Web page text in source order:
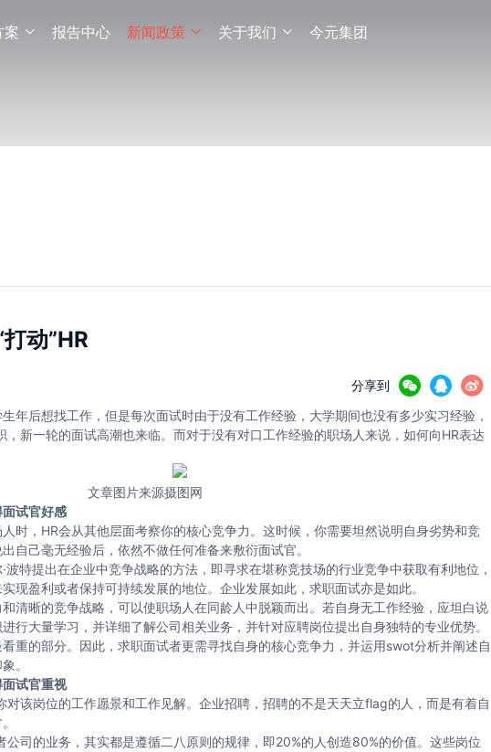
案  报告中心 新闻政策  关于我们  今元集团
动”HR
分享到   
生年后想找工作，但是每次面试时由于没有工作经验，大学期间也没有多少实习经验，
，新一轮的面试高潮也来临。而对于没有对口工作经验的职场人来说，如何向HR表达
文章图片来源摄图网
试官好感
，HR会从其他层面考察你的核心竞争力。这时候，你需要坦然说明自身劣势和竞
自己毫无经验后，依然不做任何准备来敷衍面试官。
特提出在企业中竞争战略的方法，即寻求在堪称竞技场的行业竞争中获取有利地位，
现盈利或者保持可持续发展的地位。企业发展如此，求职面试亦是如此。
晰的竞争战略，可以使职场人在同龄人中脱颖而出。若自身无工作经验，应坦白说
行大量学习，并详细了解公司相关业务，并针对应聘岗位提出自身独特的专业优势。
的部分。因此，求职面试者更需寻找自身的核心竞争力，并运用swot分析并阐述自
。
试官重视
该岗位的工作愿景和工作见解。企业招聘，招聘的不是天天立flag的人，而是有着自
司的业务，其实都是遵循二八原则的规律，即20%的人创造80%的价值。这些岗位